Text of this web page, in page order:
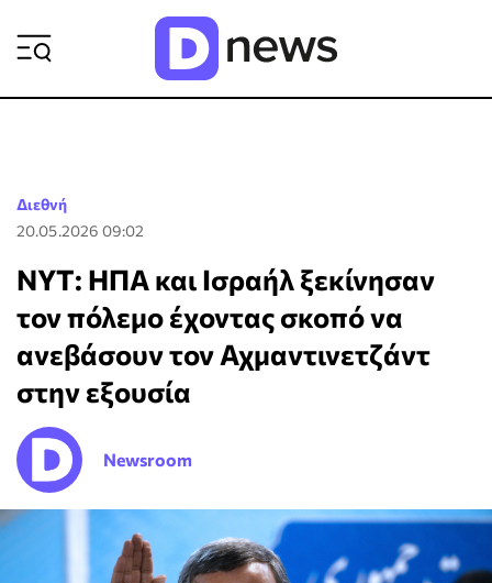
Διεθνή
20.05.2026 09:02
NYT: ΗΠΑ και Ισραήλ ξεκίνησαν
τον πόλεμο έχοντας σκοπό να
ανεβάσουν τον Αχμαντινετζάντ
στην εξουσία
Newsroom